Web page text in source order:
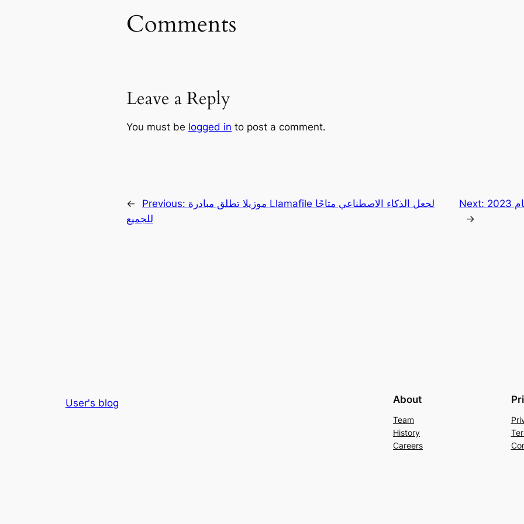
Comments
Leave a Reply
You must be logged in to post a comment.
← Previous: موزيلا تطلق مبادرة Llamafile لجعل الذكاء الاصطناعي متاحًا
للجميع
Next:
→
User's blog About
Team
History
Careers